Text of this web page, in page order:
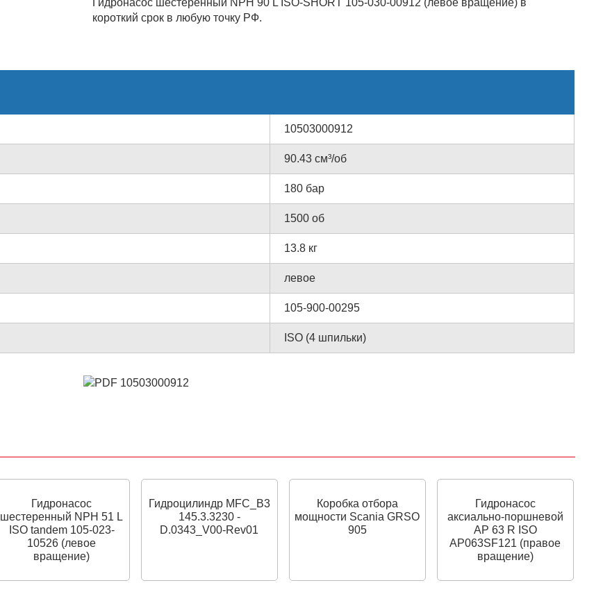
Гидронасос шестеренный NPH 90 L ISO-SHORT 105-030-00912 (левое вращение) в
короткий срок в любую точку РФ.
10503000912
90.43 см³/об
180 бар
1500 об
13.8 кг
левое
105-900-00295
ISO (4 шпильки)
Гидронасос
шестеренный NPH 51 L
ISO tandem 105-023-
10526 (левое
вращение)
Гидроцилиндр MFC_B3
145.3.3230 -
D.0343_V00-Rev01
Коробка отбора
мощности Scania GRSO
905
Гидронасос
аксиально‑поршневой
AP 63 R ISO
AP063SF121 (правое
вращение)